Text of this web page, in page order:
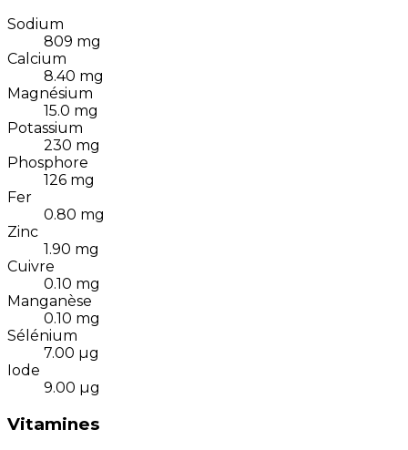
Sodium
809 mg
Calcium
8.40 mg
Magnésium
15.0 mg
Potassium
230 mg
Phosphore
126 mg
Fer
0.80 mg
Zinc
1.90 mg
Cuivre
0.10 mg
Manganèse
0.10 mg
Sélénium
7.00 µg
Iode
9.00 µg
Vitamines